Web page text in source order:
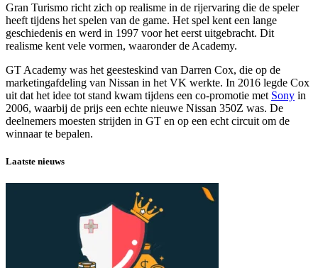
Gran Turismo richt zich op realisme in de rijervaring die de speler
heeft tijdens het spelen van de game. Het spel kent een lange
geschiedenis en werd in 1997 voor het eerst uitgebracht. Dit
realisme kent vele vormen, waaronder de Academy.
GT Academy was het geesteskind van Darren Cox, die op de
marketingafdeling van Nissan in het VK werkte. In 2016 legde Cox
uit dat het idee tot stand kwam tijdens een co-promotie met Sony in
2006, waarbij de prijs een echte nieuwe Nissan 350Z was. De
deelnemers moesten strijden in GT en op een echt circuit om de
winnaar te bepalen.
Laatste nieuws